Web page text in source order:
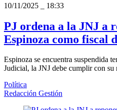
10/11/2025
18:33
PJ ordena a la JNJ a
Espinoza como fiscal
Espinoza se encuentra suspendida
Judicial, la JNJ debe cumplir con su
Política
Redacción Gestión